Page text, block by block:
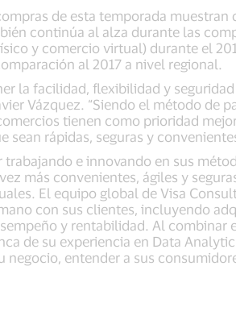
de esta temporada
continúa al alza durante las
y comercio virtual) durante el
al 2017 a nivel regional.
la facilidad, flexibilidad y
Vázquez. “Siendo el método de
tienen como prioridad
sean rápidas, seguras y
trabajando e innovando en sus
más convenientes, ágiles y
El equipo global de Visa
con sus clientes, incluyendo
y rentabilidad. Al
de su experiencia en Data
negocio, entender a sus